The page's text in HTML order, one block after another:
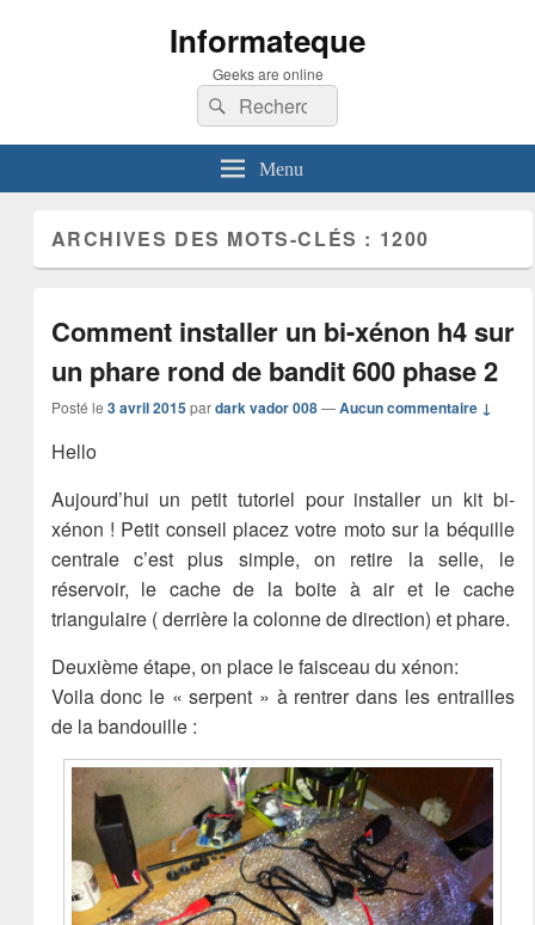
Informateque
Geeks are online
Recherche :
Rechercher
Menu
ARCHIVES DES MOTS-CLÉS : 1200
Comment installer un bi-xénon h4 sur
un phare rond de bandit 600 phase 2
Posté le 3 avril 2015 pardark vador 008 —Aucun commentaire ↓
Hello
Aujourd’hui un petit tutoriel pour installer un kit bi-
xénon ! Petit conseil placez votre moto sur la béquille
centrale c’est plus simple, on retire la selle, le
réservoir, le cache de la boite à air et le cache
triangulaire ( derrière la colonne de direction) et phare.
Deuxième étape, on place le faisceau du xénon:
Voila donc le « serpent » à rentrer dans les entrailles
de la bandouille :